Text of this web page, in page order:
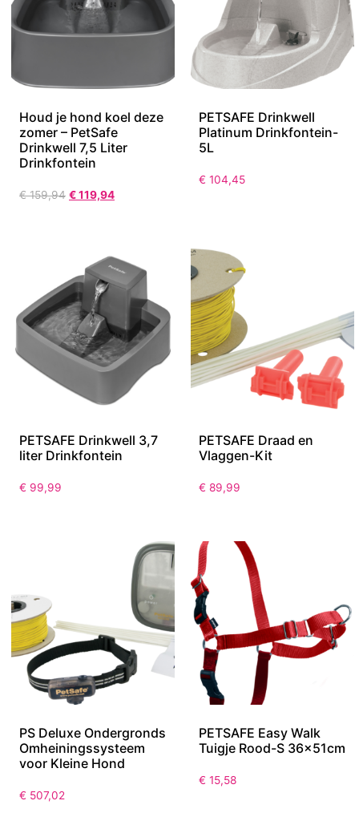
Houd je hond koel deze
zomer – PetSafe
Drinkwell 7,5 Liter
Drinkfontein
€159,94 €119,94
PETSAFE Drinkwell
Platinum Drinkfontein-
5L
€ 104,45
PETSAFE Drinkwell 3,7
liter Drinkfontein
€ 99,99
PETSAFE Draad en
Vlaggen-Kit
€ 89,99
PS Deluxe Ondergronds
Omheiningssysteem
voor Kleine Hond
€ 507,02
PETSAFE Easy Walk
Tuigje Rood-S 36x51cm
€ 15,58